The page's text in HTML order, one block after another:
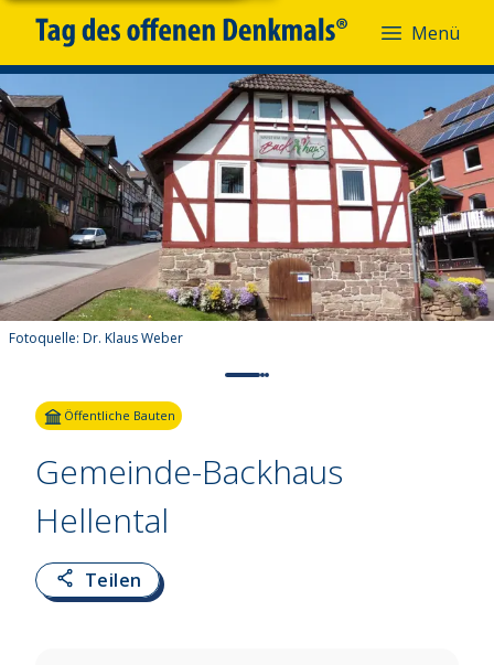
Menü
Fotoquelle: Dr. Klaus Weber
Öffentliche Bauten
Gemeinde-Backhaus
Hellental
Teilen